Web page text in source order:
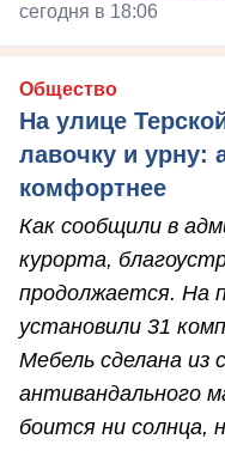
сегодня в 18:06
Общество
На улице
лавочку и урну:
комфортнее
Как сообщили в
курорта,
продолжается. На
установили 31
Мебель сделана из
антивандального
боится ни солнца,